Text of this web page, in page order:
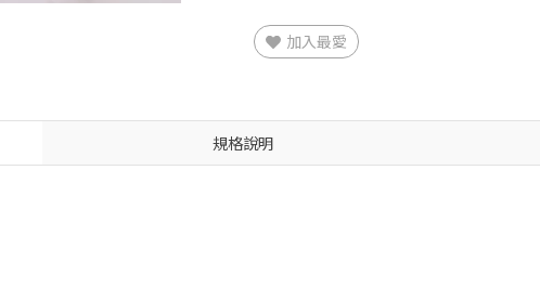
加入最愛
規格說明